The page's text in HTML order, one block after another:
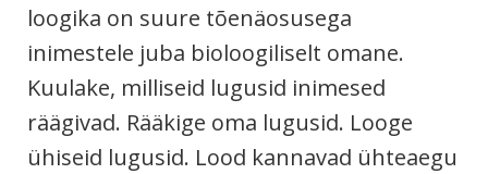
loogika on suure tõenäosusega
inimestele juba bioloogiliselt omane.
Kuulake, milliseid lugusid inimesed
räägivad. Rääkige oma lugusid. Looge
ühiseid lugusid. Lood kannavad ühteaegu